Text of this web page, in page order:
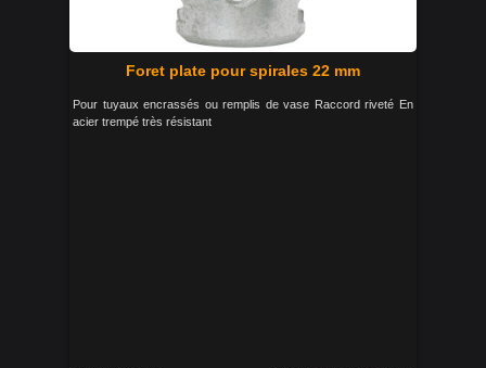
Foret plate pour spirales 22 mm
Pour tuyaux encrassés ou remplis de vase Raccord riveté En
acier trempé très résistant